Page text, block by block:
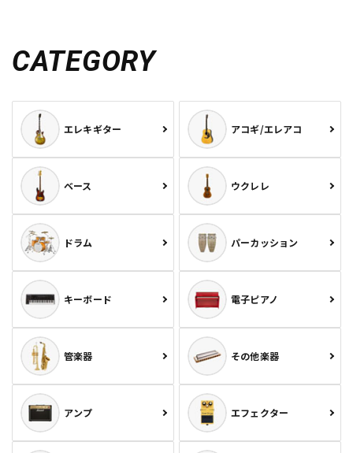
CATEGORY
エレキギター アコギ/エレアコ
ベース ウクレレ
ドラム パーカッション
キーボード 電子ピアノ
管楽器 その他楽器
アンプ エフェクター